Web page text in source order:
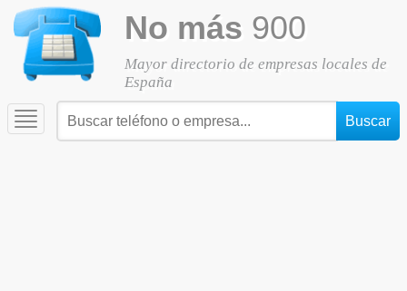
No más 900
Mayor directorio de empresas locales de
España
Toggle
navigation